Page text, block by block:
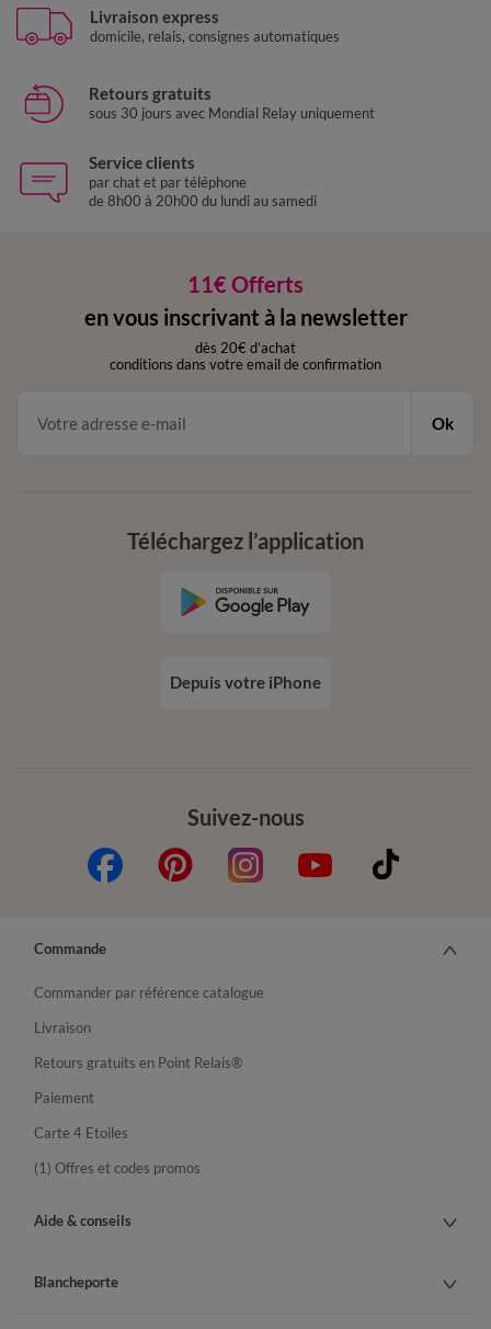
Livraison express
domicile, relais, consignes automatiques
Retours gratuits
sous 30 jours avec Mondial Relay uniquement
Service clients
par chat et par téléphone
de 8h00 à 20h00 du lundi au samedi
11€ Offerts
en vous inscrivant à la newsletter
dès 20€ d’achat
conditions dans votre email de confirmation
Ok
Suivez-nous
Téléchargez l’application
Depuis votre iPhone
Commande
Commander par référence catalogue
Livraison
Retours gratuits en Point Relais®
Paiement
Carte 4 Etoiles
(1) Offres et codes promos
Aide & conseils
Blancheporte